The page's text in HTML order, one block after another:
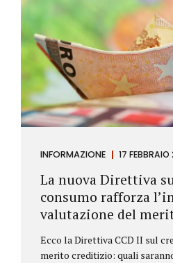
INFORMAZIONE 17
La nuova Direttiva
consumo rafforza
valutazione del
Ecco la Direttiva CCD II sul credito al consumo e
merito creditizio: quali